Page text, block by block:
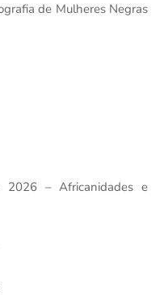
de Mulheres Negras
2026 – Africanidades e